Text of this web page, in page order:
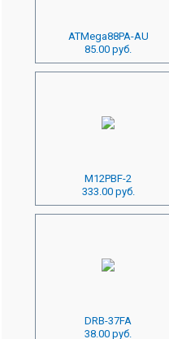
ATMega88PA-AU
85.00 руб.
M12PBF-2
333.00 руб.
DRB-37FA
38.00 руб.